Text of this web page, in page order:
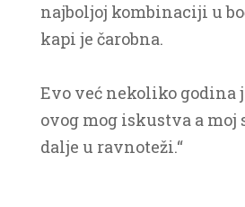
najboljoj kombinaciji u
kapi je čarobna.
Evo već nekoliko godina
ovog mog iskustva a moj
dalje u ravnoteži.“